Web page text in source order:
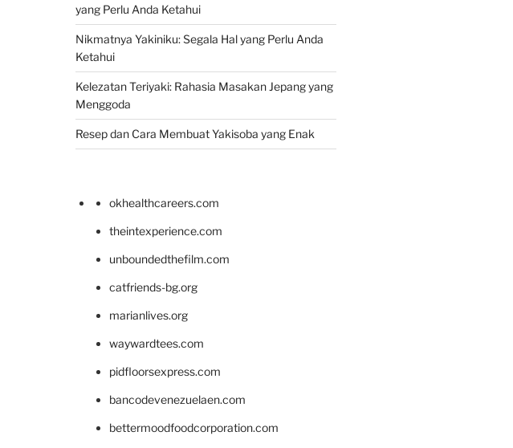
yang Perlu Anda Ketahui
Nikmatnya Yakiniku: Segala Hal yang Perlu Anda
Ketahui
Kelezatan Teriyaki: Rahasia Masakan Jepang yang
Menggoda
Resep dan Cara Membuat Yakisoba yang Enak
okhealthcareers.com
theintexperience.com
unboundedthefilm.com
catfriends-bg.org
marianlives.org
waywardtees.com
pidfloorsexpress.com
bancodevenezuelaen.com
bettermoodfoodcorporation.com